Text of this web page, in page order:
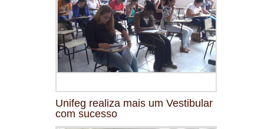
Unifeg realiza mais um Vestibular
com sucesso